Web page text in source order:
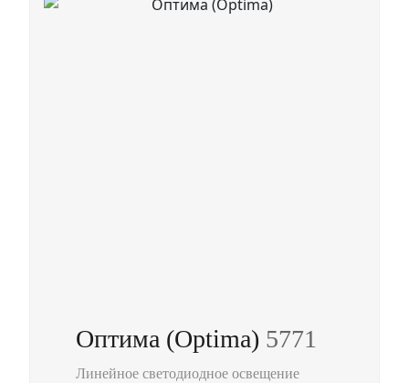
Оптима (Optima) 5771
Линейное светодиодное освещение